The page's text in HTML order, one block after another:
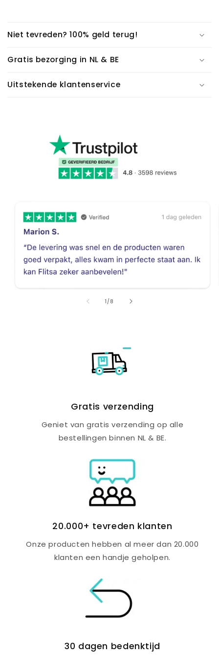
Niet tevreden? 100% geld terug!
Gratis bezorging in NL & BE
Uitstekende klantenservice
1 /van
8
Gratis verzending
Geniet van gratis verzending op alle
bestellingen binnen NL & BE.
20.000+ tevreden klanten
Onze producten hebben al meer dan 20.000
klanten een handje geholpen.
30 dagen bedenktijd